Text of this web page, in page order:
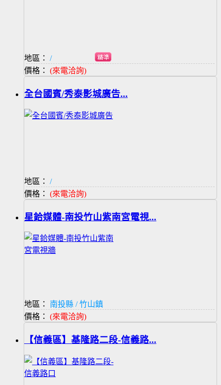
地區：
/
價格： (來電洽詢)
全台國賓/秀泰影城廣告...
地區：
/
價格： (來電洽詢)
星鉿媒體-南投竹山紫南宮電視...
地區：
南投縣 / 竹山鎮
價格： (來電洽詢)
【信義區】基隆路二段-信義路...